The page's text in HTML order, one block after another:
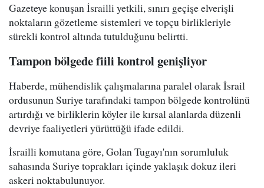
Gazeteye konuşan İsrailli yetkili, sınırı geçişe elverişli
noktaların gözetleme sistemleri ve topçu birlikleriyle
sürekli kontrol altında tutulduğunu belirtti.
Tampon bölgede fiili kontrol genişliyor
Haberde, mühendislik çalışmalarına paralel olarak İsrail
ordusunun Suriye tarafındaki tampon bölgede kontrolünü
artırdığı ve birliklerin köyler ile kırsal alanlarda düzenli
devriye faaliyetleri yürüttüğü ifade edildi.
İsrailli komutana göre, Golan Tugayı'nın sorumluluk
sahasında Suriye toprakları içinde yaklaşık dokuz ileri
askeri noktabulunuyor.